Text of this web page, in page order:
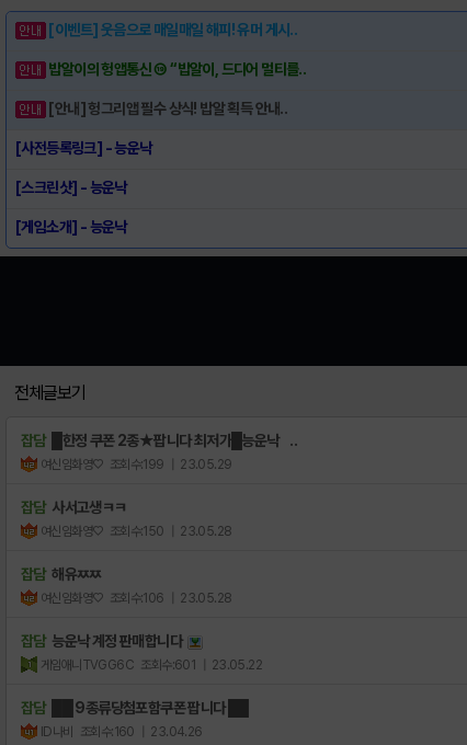
[이벤트] 웃음으로 매일매일 해피! 유머 게시..
밥알이의 헝앱통신 ⑲ “밥알이, 드디어 멀티를..
[안내] 헝그리앱 필수 상식! 밥알 획득 안내..
[사전등록링크] - 능운낙
[스크린샷] - 능운낙
[게임소개] - 능운낙
전체글보기
잡담 █한정 쿠폰 2종★팝니다 최저가█능운낙 ..
여신임화영♡ 조회수:199 | 23.05.29
잡담 사서고생ㅋㅋ
여신임화영♡ 조회수:150 | 23.05.28
잡담 해유ㅉㅉ
여신임화영♡ 조회수:106 | 23.05.28
잡담 능운낙 계정 판매합니다
게임애니TVGG6C 조회수:601 | 23.05.22
잡담 ██ 9종류당첨포함쿠폰 팝니다 ██
ID나비 조회수:160 | 23.04.26